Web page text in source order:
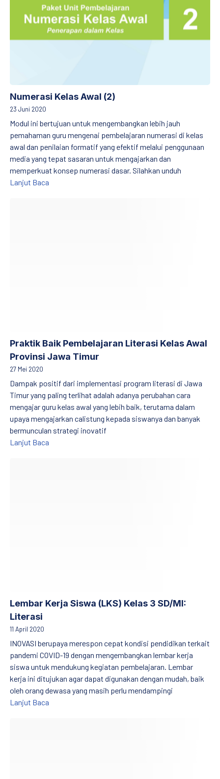
Numerasi Kelas Awal (2)
23 Juni 2020
Modul ini bertujuan untuk mengembangkan lebih jauh
pemahaman guru mengenai pembelajaran numerasi di kelas
awal dan penilaian formatif yang efektif melalui penggunaan
media yang tepat sasaran untuk mengajarkan dan
memperkuat konsep numerasi dasar. Silahkan unduh
Lanjut Baca
Praktik Baik Pembelajaran Literasi Kelas Awal
Provinsi Jawa Timur
27 Mei 2020
Dampak positif dari implementasi program literasi di Jawa
Timur yang paling terlihat adalah adanya perubahan cara
mengajar guru kelas awal yang lebih baik, terutama dalam
upaya mengajarkan calistung kepada siswanya dan banyak
bermunculan strategi inovatif
Lanjut Baca
Lembar Kerja Siswa (LKS) Kelas 3 SD/MI:
Literasi
11 April 2020
INOVASI berupaya merespon cepat kondisi pendidikan terkait
pandemi COVID-19 dengan mengembangkan lembar kerja
siswa untuk mendukung kegiatan pembelajaran. Lembar
kerja ini ditujukan agar dapat digunakan dengan mudah, baik
oleh orang dewasa yang masih perlu mendampingi
Lanjut Baca
PREVIOUS